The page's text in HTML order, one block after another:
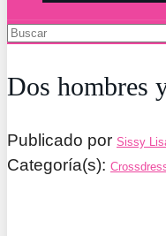
Dos hombres
Publicado por Sissy
Categoría(s):